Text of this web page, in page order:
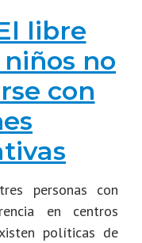
libre
no
con
personas con
en centros
políticas de